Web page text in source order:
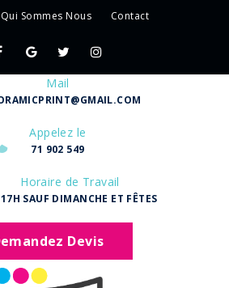
Qui Sommes Nous Contact
Mail
Appelez le
71 902 549
Horaire de Travail
SAUF DIMANCHE ET FÊTES
Devis